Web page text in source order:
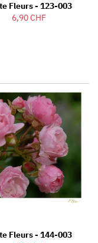
Fleurs - 123-003
6,90 CHF
Fleurs - 144-003